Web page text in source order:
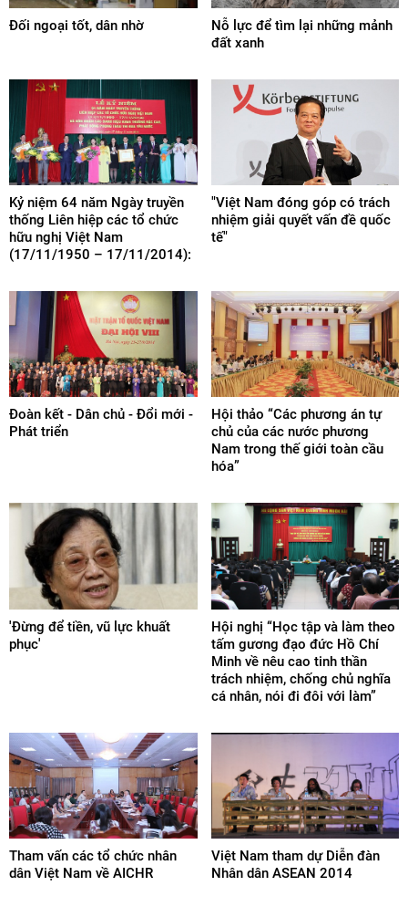
Đối ngoại tốt, dân nhờ
Nỗ lực để tìm lại những mảnh
đất xanh
Kỷ niệm 64 năm Ngày truyền
thống Liên hiệp các tổ chức
hữu nghị Việt Nam
(17/11/1950 – 17/11/2014):
"Việt Nam đóng góp có trách
nhiệm giải quyết vấn đề quốc
tế"
Đoàn kết - Dân chủ - Đổi mới -
Phát triển
Hội thảo “Các phương án tự
chủ của các nước phương
Nam trong thế giới toàn cầu
hóa”
'Đừng để tiền, vũ lực khuất
phục'
Hội nghị “Học tập và làm theo
tấm gương đạo đức Hồ Chí
Minh về nêu cao tinh thần
trách nhiệm, chống chủ nghĩa
cá nhân, nói đi đôi với làm”
Tham vấn các tổ chức nhân
dân Việt Nam về AICHR
Việt Nam tham dự Diễn đàn
Nhân dân ASEAN 2014